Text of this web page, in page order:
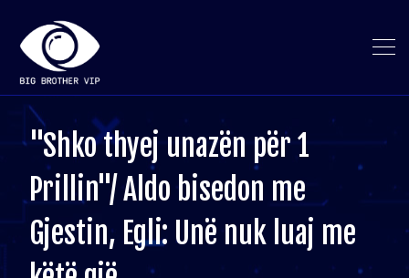
"Shko thyej unazën për 1
Prillin"/ Aldo bisedon me
Gjestin, Egli: Unë nuk luaj me